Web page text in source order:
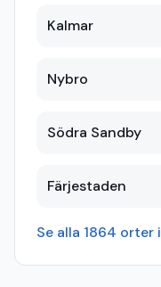
Kalmar
Nybro
Södra Sandby
Färjestaden
Se alla 1864 orter i